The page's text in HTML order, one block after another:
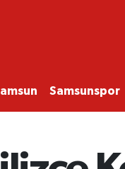
Samsunspor